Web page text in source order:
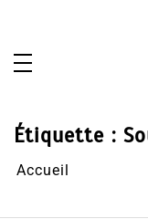
Étiquette :
Accueil